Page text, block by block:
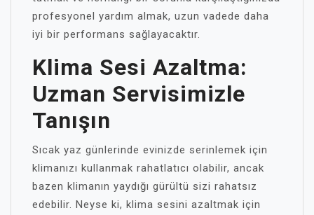
profesyonel yardım almak, uzun vadede daha
iyi bir performans sağlayacaktır.
Klima Sesi Azaltma:
Uzman Servisimizle
Tanışın
Sıcak yaz günlerinde evinizde serinlemek için
klimanızı kullanmak rahatlatıcı olabilir, ancak
bazen klimanın yaydığı gürültü sizi rahatsız
edebilir. Neyse ki, klima sesini azaltmak için